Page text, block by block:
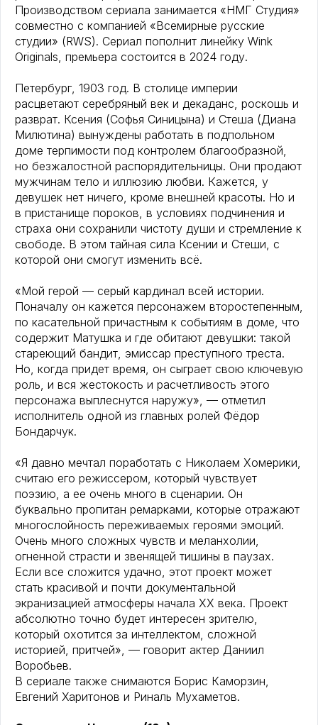
Производством сериала занимается «НМГ Студия»
совместно с компанией «Всемирные русские
студии» (RWS). Сериал пополнит линейку Wink
Originals, премьера состоится в 2024 году.
Петербург, 1903 год. В столице империи
расцветают серебряный век и декаданс, роскошь и
разврат. Ксения (Софья Синицына) и Стеша (Диана
Милютина) вынуждены работать в подпольном
доме терпимости под контролем благообразной,
но безжалостной распорядительницы. Они продают
мужчинам тело и иллюзию любви. Кажется, у
девушек нет ничего, кроме внешней красоты. Но и
в пристанище пороков, в условиях подчинения и
страха они сохранили чистоту души и стремление к
свободе. В этом тайная сила Ксении и Стеши, с
которой они смогут изменить всё.
«Мой герой — серый кардинал всей истории.
Поначалу он кажется персонажем второстепенным,
по касательной причастным к событиям в доме, что
содержит Матушка и где обитают девушки: такой
стареющий бандит, эмиссар преступного треста.
Но, когда придет время, он сыграет свою ключевую
роль, и вся жестокость и расчетливость этого
персонажа выплеснутся наружу», — отметил
исполнитель одной из главных ролей Фёдор
Бондарчук.
«Я давно мечтал поработать с Николаем Хомерики,
считаю его режиссером, который чувствует
поэзию, а ее очень много в сценарии. Он
буквально пропитан ремарками, которые отражают
многослойность переживаемых героями эмоций.
Очень много сложных чувств и меланхолии,
огненной страсти и звенящей тишины в паузах.
Если все сложится удачно, этот проект может
стать красивой и почти документальной
экранизацией атмосферы начала XX века. Проект
абсолютно точно будет интересен зрителю,
который охотится за интеллектом, сложной
историей, притчей», — говорит актер Даниил
Воробьев.
В сериале также снимаются Борис Каморзин,
Евгений Харитонов и Риналь Мухаметов.